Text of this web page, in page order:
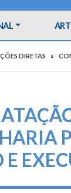
ART
DIRETAS
E